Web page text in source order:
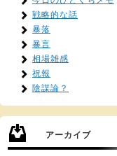
戦略的な話
暴落
暴言
相場雑感
祝報
陰謀論？
アーカイブ